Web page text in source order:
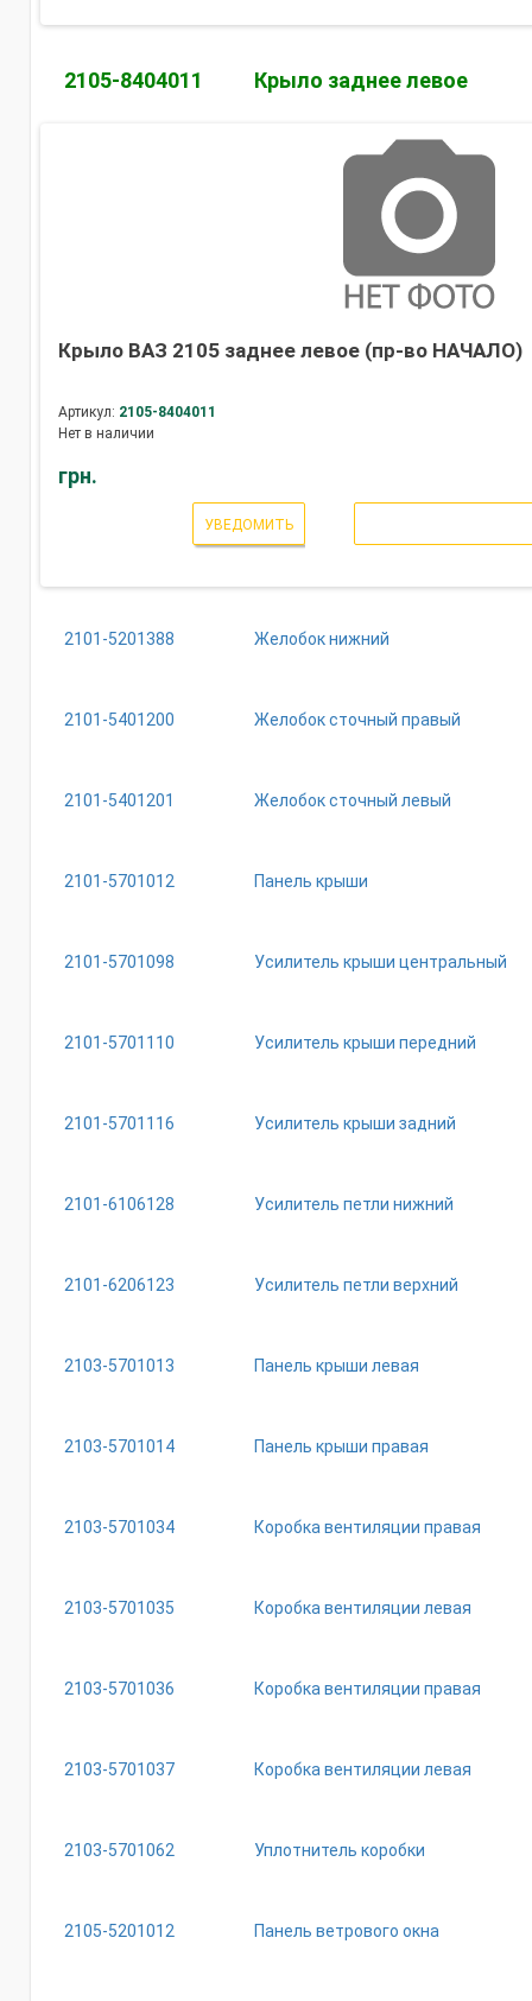
2105-8404011 Крыло заднее левое
Крыло ВАЗ 2105 заднее левое (пр-во НАЧАЛО)
Артикул: 2105-8404011
Нет в наличии
грн.
УВЕДОМИТЬ
2101-5201388 Желобок нижний
2101-5401200 Желобок сточный правый
2101-5401201 Желобок сточный левый
2101-5701012 Панель крыши
2101-5701098 Усилитель крыши центральный
2101-5701110 Усилитель крыши передний
2101-5701116 Усилитель крыши задний
2101-6106128 Усилитель петли нижний
2101-6206123 Усилитель петли верхний
2103-5701013 Панель крыши левая
2103-5701014 Панель крыши правая
2103-5701034 Коробка вентиляции правая
2103-5701035 Коробка вентиляции левая
2103-5701036 Коробка вентиляции правая
2103-5701037 Коробка вентиляции левая
2103-5701062 Уплотнитель коробки
2105-5201012 Панель ветрового окна